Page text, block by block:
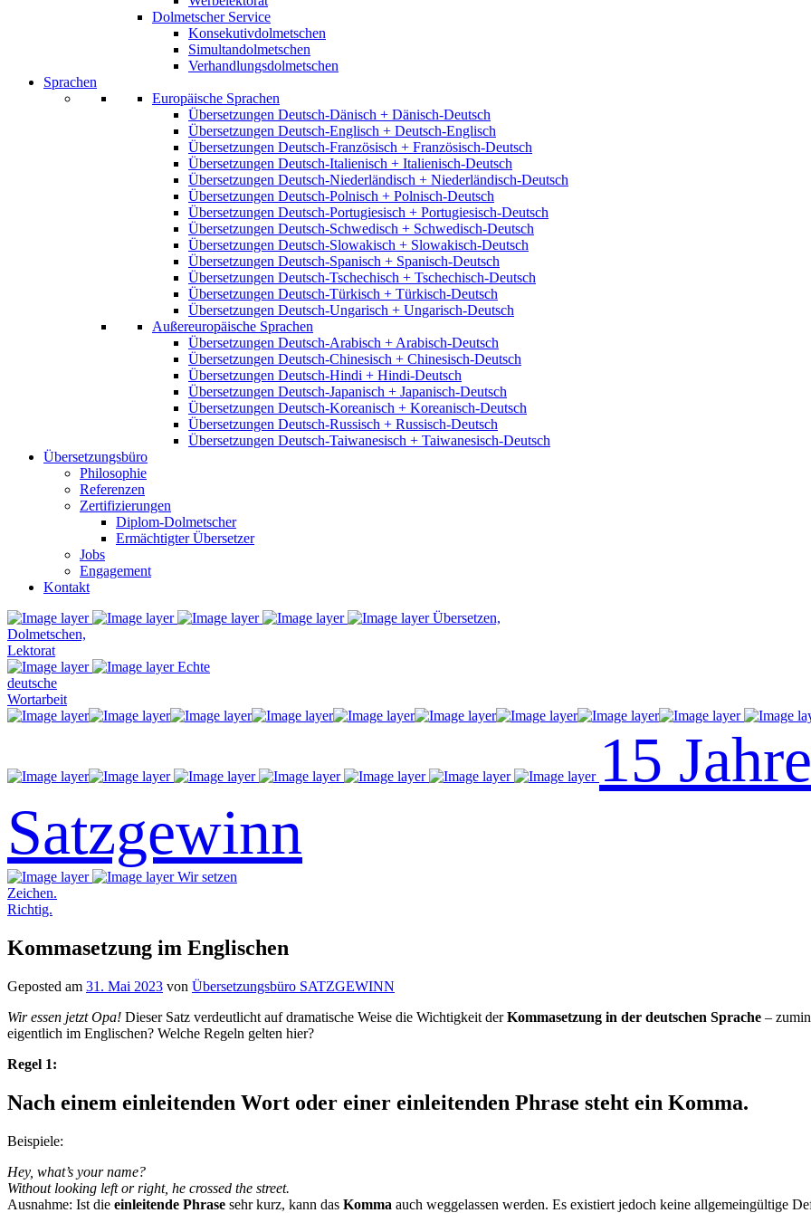
Dolmetscher Service
Konsekutivdolmetschen
Simultandolmetschen
Verhandlungsdolmetschen
Sprachen
Europäische Sprachen
Übersetzungen Deutsch-Dänisch + Dänisch-Deutsch
Übersetzungen Deutsch-Englisch + Deutsch-Englisch
Übersetzungen Deutsch-Französisch + Französisch-Deutsch
Übersetzungen Deutsch-Italienisch + Italienisch-Deutsch
Übersetzungen Deutsch-Niederländisch + Niederländisch-Deutsch
Übersetzungen Deutsch-Polnisch + Polnisch-Deutsch
Übersetzungen Deutsch-Portugiesisch + Portugiesisch-Deutsch
Übersetzungen Deutsch-Schwedisch + Schwedisch-Deutsch
Übersetzungen Deutsch-Slowakisch + Slowakisch-Deutsch
Übersetzungen Deutsch-Spanisch + Spanisch-Deutsch
Übersetzungen Deutsch-Tschechisch + Tschechisch-Deutsch
Übersetzungen Deutsch-Türkisch + Türkisch-Deutsch
Übersetzungen Deutsch-Ungarisch + Ungarisch-Deutsch
Außereuropäische Sprachen
Übersetzungen Deutsch-Arabisch + Arabisch-Deutsch
Übersetzungen Deutsch-Chinesisch + Chinesisch-Deutsch
Übersetzungen Deutsch-Hindi + Hindi-Deutsch
Übersetzungen Deutsch-Japanisch + Japanisch-Deutsch
Übersetzungen Deutsch-Koreanisch + Koreanisch-Deutsch
Übersetzungen Deutsch-Russisch + Russisch-Deutsch
Übersetzungen Deutsch-Taiwanesisch + Taiwanesisch-Deutsch
Übersetzungsbüro
Philosophie
Referenzen
Zertifizierungen
Diplom-Dolmetscher
Ermächtigter Übersetzer
Jobs
Engagement
Kontakt
Übersetzen,
Dolmetschen,
Lektorat
Echte
deutsche
Wortarbeit
15 Jahre
Satzgewinn
Wir setzen
Zeichen.
Richtig.
Kommasetzung im Englischen
Geposted am 31. Mai 2023 von Übersetzungsbüro SATZGEWINN
Wir essen jetzt Opa! Dieser Satz verdeutlicht auf dramatische Weise die Wichtigkeit derKommasetzung in der deutschen Sprache –
eigentlich im Englischen? Welche Regeln gelten hier?
Regel 1:
Nach einem einleitenden Wort oder einer einleitenden Phrase steht ein Komma.
Beispiele:
Hey, what’s your name?
Without looking left or right, he crossed the street.
Ausnahme: Ist die einleitende Phrase sehr kurz, kann das Komma auch weggelassen werden. Es existiert jedoch keine allgemeingültige